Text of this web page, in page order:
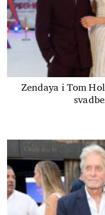
Zendaya i Tom